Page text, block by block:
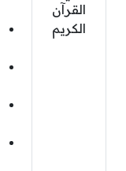
القرآن
الكريم